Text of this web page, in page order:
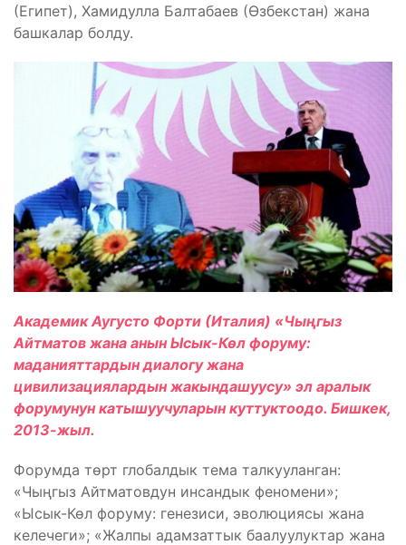
(Египет), Хамидулла Балтабаев (Өзбекстан) жана
башкалар болду.
Академик Аугусто Форти (Италия) «Чыңгыз
Айтматов жана анын Ысык-Көл форуму:
маданияттардын диалогу жана
цивилизациялардын жакындашуусу» эл аралык
форумунун катышуучуларын куттуктоодо. Бишкек,
2013-жыл.
Форумда төрт глобалдык тема талкууланган:
«Чыңгыз Айтматовдун инсандык феномени»;
«Ысык-Көл форуму: генезиси, эволюциясы жана
келечеги»; «Жалпы адамзаттык баалуулуктар жана